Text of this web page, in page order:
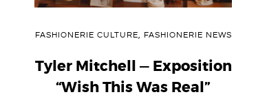
FASHIONERIE CULTURE, FASHIONERIE NEWS
Tyler Mitchell — Exposition
“Wish This Was Real”